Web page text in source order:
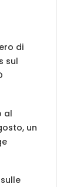
di
sul
al
un